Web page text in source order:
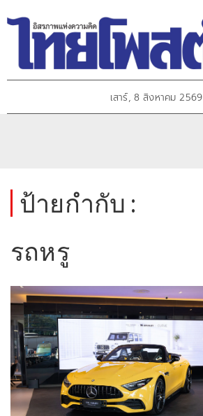
เสาร์, 8 สิงหาคม 2569
ป้ายกำกับ :
รถหรู